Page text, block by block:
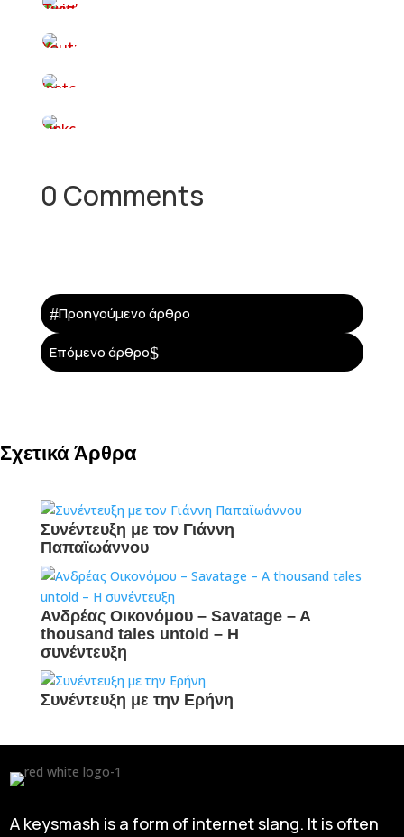
0 Comments
#Προηγούμενο άρθρο
Επόμενο άρθρο$
Σχετικά Άρθρα
Συνέντευξη με τον Γιάννη
Παπαϊωάννου
Ανδρέας Οικονόμου – Savatage – A
thousand tales untold – H
συνέντευξη
Συνέντευξη με την Ερήνη
A keysmash is a form of internet slang. It is often